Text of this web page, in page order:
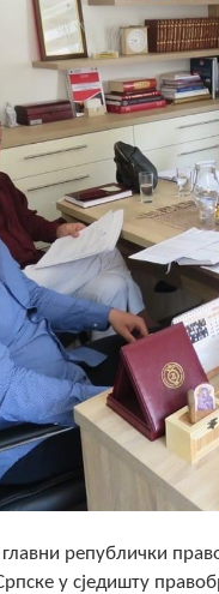
републички
у сједишту